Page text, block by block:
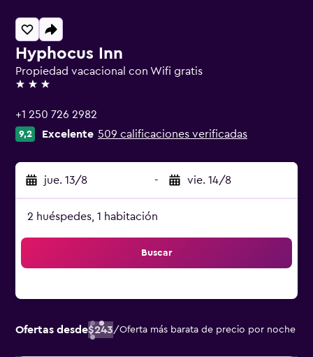
Hyphocus Inn
Propiedad vacacional con Wifi gratis
3 estrellas
+1 250 726 2982
9,2 Excelente 509 calificaciones verificadas
jue. 13/8 - vie. 14/8
2 huéspedes, 1 habitación
Buscar
Ofertas desde$243/Oferta más barata de precio por noche